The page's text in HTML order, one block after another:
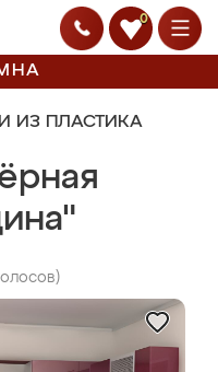
0
ИЗ ПЛАСТИКА